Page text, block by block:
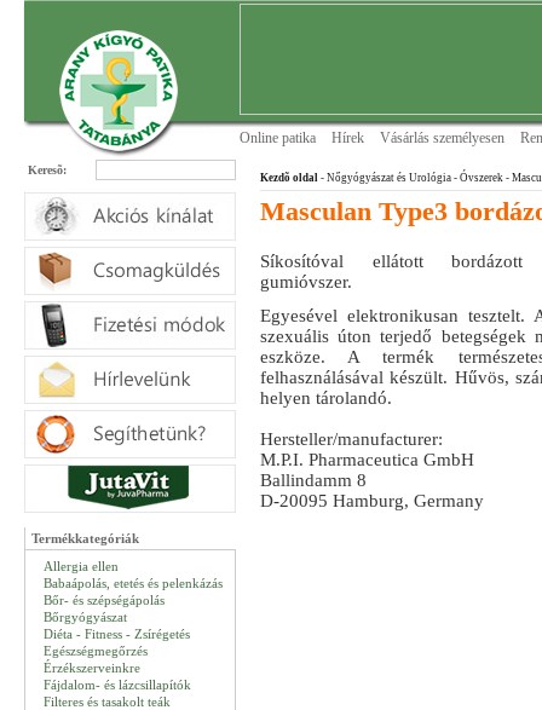
Online patika Hírek Vásárlás személyesen
Keresõ:
Termékkategóriák
Allergia ellen
Babaápolás, etetés és pelenkázás
Bőr- és szépségápolás
Bőrgyógyászat
Diéta - Fitness - Zsírégetés
Egészségmegőrzés
Érzékszerveinkre
Fájdalom- és lázcsillapítók
Filteres és tasakolt teák
Kezdõ oldal - Nőgyógyászat és Urológia - Óvszerek -
Masculan Type3
Síkosítóval ellátott bordázott
gumióvszer.
Egyesével elektronikusan tesztelt.
szexuális úton terjedő betegségek
eszköze. A termék
felhasználásával készült. Hűvös,
helyen tárolandó.
Hersteller/manufacturer:
M.P.I. Pharmaceutica GmbH
Ballindamm 8
D-20095 Hamburg, Germany